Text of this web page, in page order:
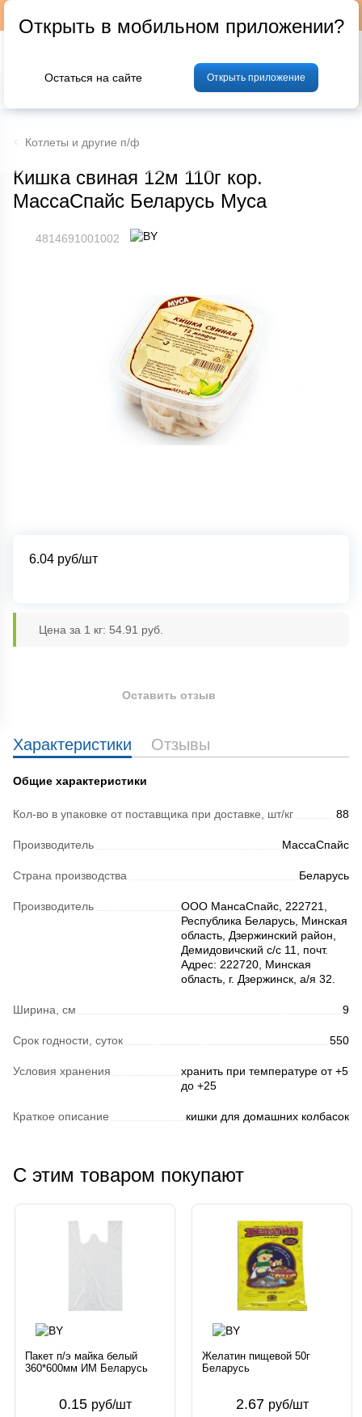
Фрукты и овощи Мясо Птица
Котлеты и другие п/ф
Кишка свиная 12м 110г кор.
МассаСпайс Беларусь Муса
4814691001002
6.04 руб/шт
Цена за 1 кг: 54.91 руб.
Характеристики Отзывы
Общие характеристики
Кол-во в упаковке от поставщика при доставке, шт/кг 88
Производитель МассаСпайс
Страна производства Беларусь
Производитель
ООО МансаСпайс, 222721,
Республика Беларусь, Минская
область, Дзержинский район,
Демидовичский с/с 11, почт.
Адрес: 222720, Минская
область, г. Дзержинск, а/я 32.
Ширина, см 9
Срок годности, суток 550
Условия хранения
хранить при температуре от +5
до +25
Краткое описание кишки для домашних колбасок
Оставить отзыв
С этим товаром покупают
Пакет п/э майка белый
360*600мм ИМ Беларусь
0.15 руб/шт
Желатин пищевой 50г
Беларусь
2.67 руб/шт
Открыть в мобильном приложении?
Остаться на сайте Открыть приложение